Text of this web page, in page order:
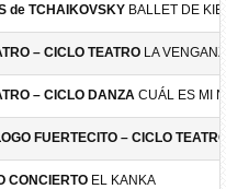
de TCHAIKOVSKY BALLET DE
– CICLO TEATRO LA
– CICLO DANZA CUÁL ES MI
FUERTECITO – CICLO
CONCIERTO EL KANKA